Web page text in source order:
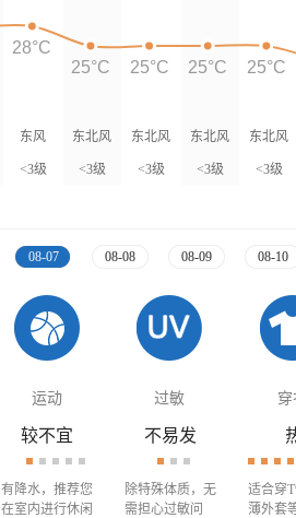
东风
<3级
东北风
<3级
东北风
<3级
东北风
<3级
东北风
<3级
28°C
25°C
25°C 25°C 25°C
08-07 08-08 08-09 08-10
运动 过敏 穿
较不宜
有降水，推荐您
在室内进行休闲
不易发
除特殊体质，无
需担心过敏问
适合穿
薄外套